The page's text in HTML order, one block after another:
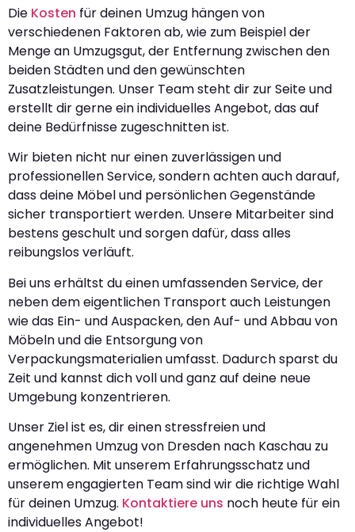
Die Kosten für deinen Umzug hängen von
verschiedenen Faktoren ab, wie zum Beispiel der
Menge an Umzugsgut, der Entfernung zwischen den
beiden Städten und den gewünschten
Zusatzleistungen. Unser Team steht dir zur Seite und
erstellt dir gerne ein individuelles Angebot, das auf
deine Bedürfnisse zugeschnitten ist.
Wir bieten nicht nur einen zuverlässigen und
professionellen Service, sondern achten auch darauf,
dass deine Möbel und persönlichen Gegenstände
sicher transportiert werden. Unsere Mitarbeiter sind
bestens geschult und sorgen dafür, dass alles
reibungslos verläuft.
Bei uns erhältst du einen umfassenden Service, der
neben dem eigentlichen Transport auch Leistungen
wie das Ein- und Auspacken, den Auf- und Abbau von
Möbeln und die Entsorgung von
Verpackungsmaterialien umfasst. Dadurch sparst du
Zeit und kannst dich voll und ganz auf deine neue
Umgebung konzentrieren.
Unser Ziel ist es, dir einen stressfreien und
angenehmen Umzug von Dresden nach Kaschau zu
ermöglichen. Mit unserem Erfahrungsschatz und
unserem engagierten Team sind wir die richtige Wahl
für deinen Umzug. Kontaktiere uns noch heute für ein
individuelles Angebot!